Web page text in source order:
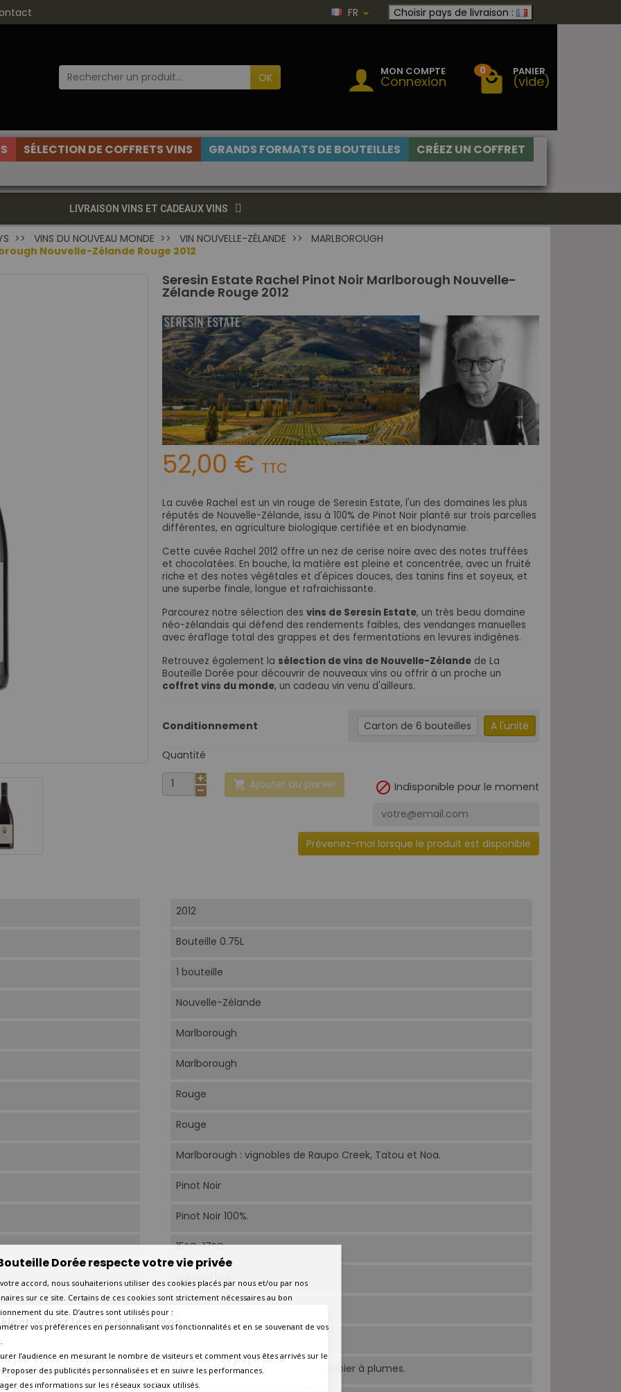
le pays de livraison
prix et les frais peuvent varier en fonction du pays/de la
de livraison.
FR Choisir pays de livraison :
OK MON COMPTE
Connexion
0 PANIER
(vide)
SÉLECTION DE COFFRETS VINS GRANDS FORMATS DE BOUTEILLES
CRÉEZ UN COFFRET
LIVRAISON VINS ET CADEAUX VINS
VINS DU NOUVEAU MONDE VIN NOUVELLE-ZÉLANDE
MARLBOROUGH
Nouvelle-Zélande Rouge 2012
Seresin Estate Rachel Pinot Noir Marlborough Nouvelle-
Zélande Rouge 2012
52,00 € TTC
La cuvée Rachel est un vin rouge de Seresin Estate, l'un des domaines les plus
réputés de Nouvelle-Zélande, issu à 100% de Pinot Noir planté sur trois parcelles
différentes, en agriculture biologique certifiée et en biodynamie.
Cette cuvée Rachel 2012 offre un nez de cerise noire avec des notes truffées
et chocolatées. En bouche, la matière est pleine et concentrée, avec un fruité
riche et des notes végétales et d'épices douces, des tanins fins et soyeux, et
une superbe finale, longue et rafraichissante.
Parcourez notre sélection des vins de Seresin Estate, un très beau domaine
néo-zélandais qui défend des rendements faibles, des vendanges manuelles
avec éraflage total des grappes et des fermentations en levures indigènes.
Retrouvez également la sélection de vins de Nouvelle-Zélande de La
Bouteille Dorée pour découvrir de nouveaux vins ou offrir à un proche un
coffret vins du monde, un cadeau vin venu d'ailleurs.
Conditionnement Carton de 6 bouteilles A l'unité
Quantité
 Ajouter au panier  Indisponible pour le moment
Prévenez-moi lorsque le produit est disponible
2012
Bouteille 0.75L
1 bouteille
Nouvelle-Zélande
Marlborough
Marlborough
Rouge
Rouge
Marlborough : vignobles de Raupo Creek, Tatou et Noa.
Pinot Noir
Pinot Noir 100%.
15°C-17°C.
Aujourd'hui
Tagliatelles à la truffe. Canard. Gibier à plumes.
Dorée respecte votre vie privée
accord, nous souhaiterions utiliser des cookies placés par nous et/ou par nos
sur ce site. Certains de ces cookies sont strictement nécessaires au bon
du site. D’autres sont utilisés pour :
vos préférences en personnalisant vos fonctionnalités et en se souvenant de vos
l’audience en mesurant le nombre de visiteurs et comment vous êtes arrivés sur le
Proposer des publicités personnalisées et en suivre les performances.
des informations sur les réseaux sociaux utilisés.